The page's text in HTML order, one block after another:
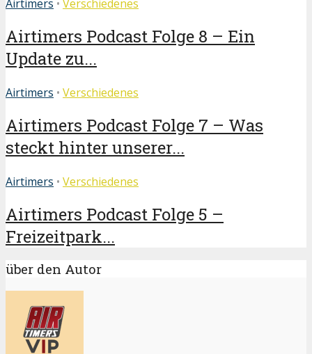
Airtimers • Verschiedenes
Airtimers Podcast Folge 8 – Ein
Update zu...
Airtimers • Verschiedenes
Airtimers Podcast Folge 7 – Was
steckt hinter unserer...
Airtimers • Verschiedenes
Airtimers Podcast Folge 5 –
Freizeitpark...
über den Autor